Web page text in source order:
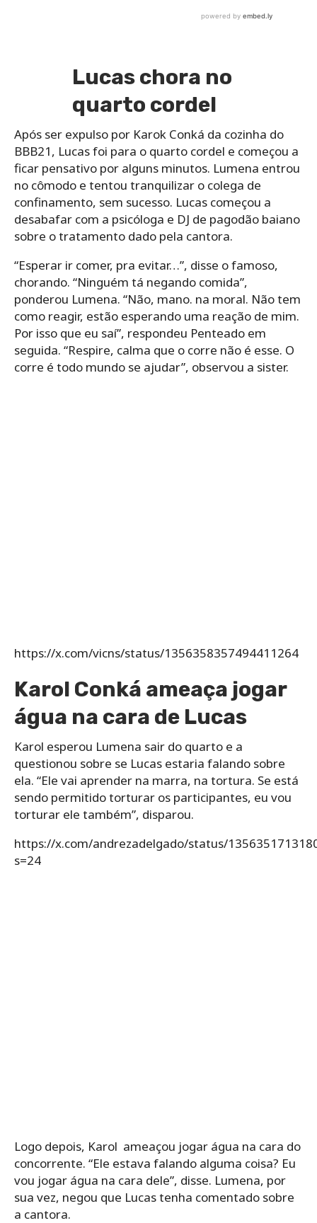
Lucas chora no
quarto cordel
Após ser expulso por Karok Conká da cozinha do
BBB21, Lucas foi para o quarto cordel e começou a
ficar pensativo por alguns minutos. Lumena entrou
no cômodo e tentou tranquilizar o colega de
confinamento, sem sucesso. Lucas começou a
desabafar com a psicóloga e DJ de pagodão baiano
sobre o tratamento dado pela cantora.
“Esperar ir comer, pra evitar…”, disse o famoso,
chorando. “Ninguém tá negando comida”,
ponderou Lumena. “Não, mano. na moral. Não tem
como reagir, estão esperando uma reação de mim.
Por isso que eu saí”, respondeu Penteado em
seguida. “Respire, calma que o corre não é esse. O
corre é todo mundo se ajudar”, observou a sister.
https://x.com/vicns/status/1356358357494411264
Karol Conká ameaça jogar
água na cara de Lucas
Karol esperou Lumena sair do quarto e a
questionou sobre se Lucas estaria falando sobre
ela. “Ele vai aprender na marra, na tortura. Se está
sendo permitido torturar os participantes, eu vou
torturar ele também”, disparou.
https://x.com/andrezadelgado/status/
s=24
Logo depois, Karol ameaçou jogar água na cara do
concorrente. “Ele estava falando alguma coisa? Eu
vou jogar água na cara dele”, disse. Lumena, por
sua vez, negou que Lucas tenha comentado sobre
a cantora.